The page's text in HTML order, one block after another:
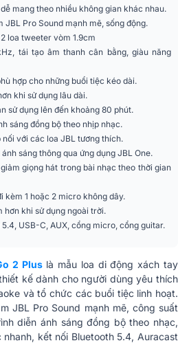
Kèm micro
IPX4
Bluetooth 5.4
AUX 3.5mm, USB, Micro 6.5mm,
Guitar
JBL partybox
Tiêu chuẩn
100 – 240V ~ 50/60Hz
tắt)
FAT16, FAT32
MP3, WAV, FLAC (không áp dụng
cho khu vực EMEA)
mang theo nhiều không gian khác nhau.
JBL Pro Sound mạnh mẽ, sống động.
loa tweeter vòm 1.9cm
tái tạo âm thanh cân bằng, giàu năng
hợp cho những buổi tiệc kéo dài.
khi sử dụng lâu dài.
sử dụng lên đến khoảng 80 phút.
sáng đồng bộ theo nhịp nhạc.
với các loa JBL tương thích.
sáng thông qua ứng dụng JBL One.
giọng hát trong bài nhạc theo thời gian
kèm 1 hoặc 2 micro không dây.
hơn khi sử dụng ngoài trời.
USB-C, AUX, cổng micro, cổng guitar.
2 Pluslà mẫu loa di động xách tay
kế dành cho người dùng yêu thích
và tổ chức các buổi tiệc linh hoạt.
JBL Pro Sound mạnh mẽ, công suất
diễn ánh sáng đồng bộ theo nhạc,
kết nối Bluetooth 5.4, Auracast